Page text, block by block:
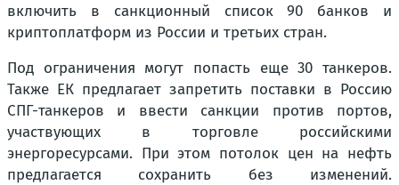
включить в санкционный список 90 банков и
криптоплатформ из России и третьих стран.
Под ограничения могут попасть еще 30 танкеров.
Также ЕК предлагает запретить поставки в Россию
СПГ-танкеров и ввести санкции против портов,
участвующих в торговле российскими
энергоресурсами. При этом потолок цен на нефть
предлагается сохранить без изменений.